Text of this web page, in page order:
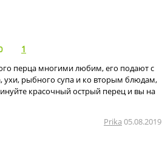
1
перца многими любим, его подают с
ухи, рыбного супа и ко вторым блюдам,
красочный острый перец и вы на
Prika 05.08.2019